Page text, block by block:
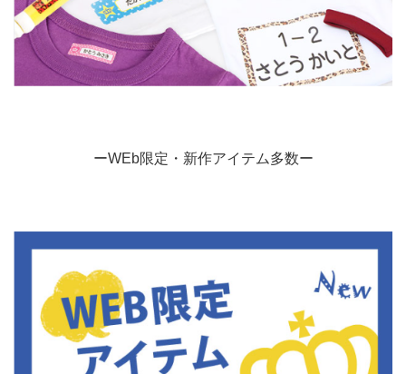
ーWEb限定・新作アイテム多数ー